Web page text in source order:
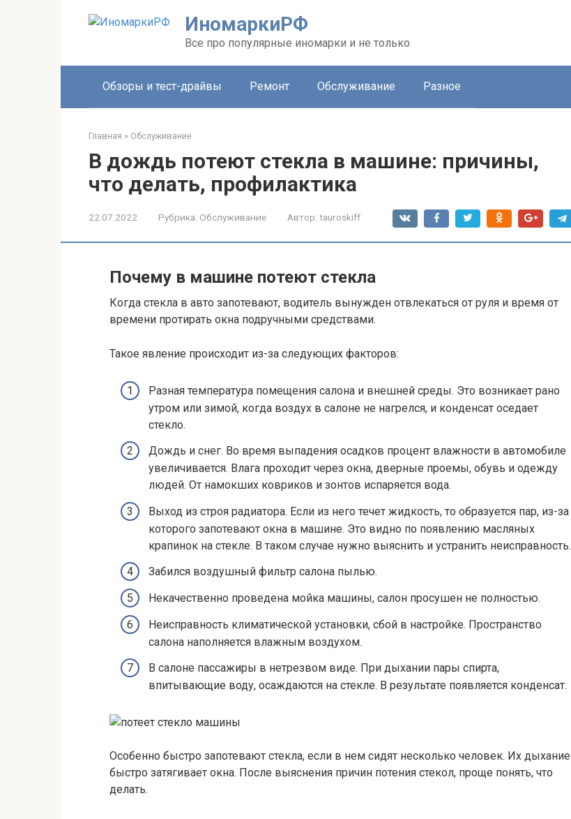
ИномаркиРФ
Все про популярные иномарки и не только
Обзоры и тест-драйвы Ремонт Обслуживание Разное
Главная » Обслуживание
В дождь потеют стекла в машине: причины,
что делать, профилактика
22.07.2022 Рубрика: Обслуживание Автор: tauroskiff
Почему в машине потеют стекла
Когда стекла в авто запотевают, водитель вынужден отвлекаться от руля и время от
времени протирать окна подручными средствами.
Такое явление происходит из-за следующих факторов:
Разная температура помещения салона и внешней среды. Это возникает рано
утром или зимой, когда воздух в салоне не нагрелся, и конденсат оседает
стекло.
Дождь и снег. Во время выпадения осадков процент влажности в автомобиле
увеличивается. Влага проходит через окна, дверные проемы, обувь и одежду
людей. От намокших ковриков и зонтов испаряется вода.
Выход из строя радиатора. Если из него течет жидкость, то образуется пар, из-за
которого запотевают окна в машине. Это видно по появлению масляных
крапинок на стекле. В таком случае нужно выяснить и устранить неисправность.
Забился воздушный фильтр салона пылью.
Некачественно проведена мойка машины, салон просушен не полностью.
Неисправность климатической установки, сбой в настройке. Пространство
салона наполняется влажным воздухом.
В салоне пассажиры в нетрезвом виде. При дыхании пары спирта,
впитывающие воду, осаждаются на стекле. В результате появляется конденсат.
Особенно быстро запотевают стекла, если в нем сидят несколько человек. Их дыхание
быстро затягивает окна. После выяснения причин потения стекол, проще понять, что
делать.